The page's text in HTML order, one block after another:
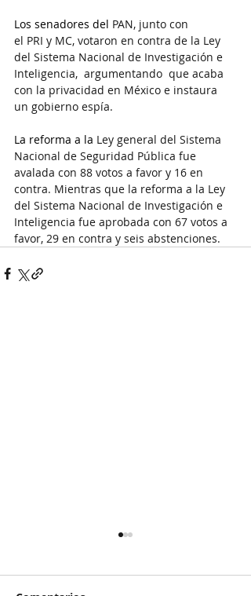
Los senadores del PAN, junto con
el PRI y MC, votaron en contra de la Ley
del Sistema Nacional de Investigación e
Inteligencia,  argumentando  que acaba
con la privacidad en México e instaura
un gobierno espía.
La reforma a la Ley general del Sistema
Nacional de Seguridad Pública fue
avalada con 88 votos a favor y 16 en
contra. Mientras que la reforma a la Ley
del Sistema Nacional de Investigación e
Inteligencia fue aprobada con 67 votos a
favor, 29 en contra y seis abstenciones.